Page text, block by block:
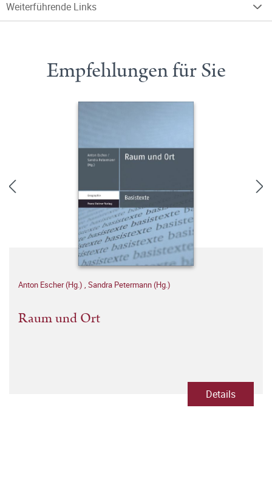
Weiterführende Links
Empfehlungen für Sie
Anton Escher (Hg.) , Sandra Petermann (Hg.)
Raum und Ort
Details